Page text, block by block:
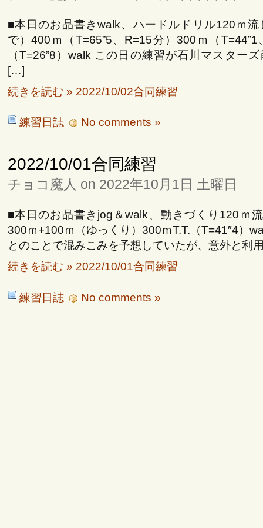
■本日のお品書きwalk、ハードルドリル120ｍ
で）400ｍ（T=65”5、R=15分）300ｍ（
（T=26”8）walk この日の練習が石川マスター
[…]
続きを読む » 2022/10/02合同練習
練習日誌 No comments »
2022/10/01合同練習
チョコ魔人 on 2022年10月1日 土曜日
■本日のお品書きjog＆walk、動きづくり120ｍ
300ｍ+100ｍ（ゆっくり）300ｍT.T.（T=41″4）
とのことで混みこみを予想していたが、意外と利
続きを読む » 2022/10/01合同練習
練習日誌 No comments »